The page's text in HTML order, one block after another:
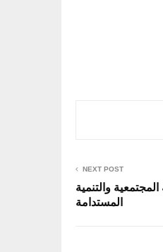
NEXT POST
والتنمية
المستدامة